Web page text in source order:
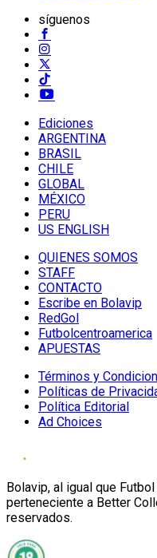
síguenos
Ediciones
ARGENTINA
BRASIL
CHILE
GLOBAL
MÉXICO
PERU
US ENGLISH
QUIENES SOMOS
STAFF
CONTACTO
Escribe en Bolavip
RedGol
Futbolcentroamerica
APUESTAS
Términos y
Políticas de
Política Editorial
Ad Choices
Bolavip, al igual que
perteneciente a Better
reservados.